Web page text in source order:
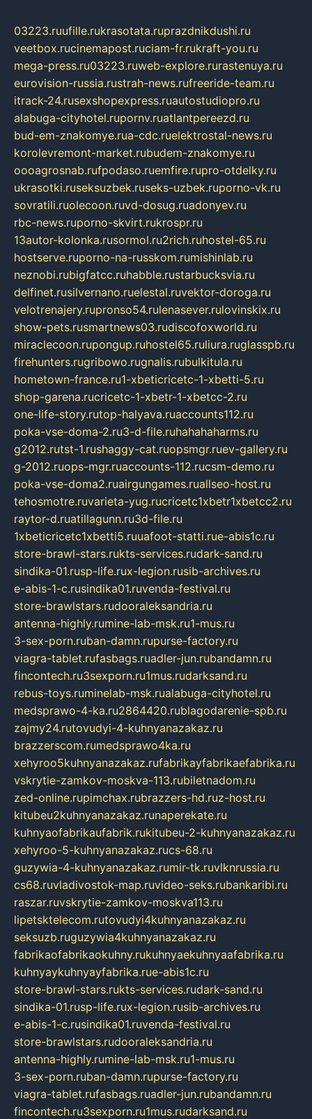
03223.ruufille.rukrasotata.ruprazdnikdushi.ru
veetbox.rucinemapost.ruciam-fr.rukraft-you.ru
mega-press.ru03223.ruweb-explore.rurastenuya.ru
eurovision-russia.rustrah-news.rufreeride-team.ru
itrack-24.rusexshopexpress.ruautostudiopro.ru
alabuga-cityhotel.rupornv.ruatlantpereezd.ru
bud-em-znakomye.rua-cdc.ruelektrostal-news.ru
korolevremont-market.rubudem-znakomye.ru
oooagrosnab.rufpodaso.ruemfire.rupro-otdelky.ru
ukrasotki.ruseksuzbek.ruseks-uzbek.ruporno-vk.ru
sovratili.ruolecoon.ruvd-dosug.ruadonyev.ru
rbc-news.ruporno-skvirt.rukrospr.ru
13autor-kolonka.rusormol.ru2rich.ruhostel-65.ru
hostserve.ruporno-na-russkom.rumishinlab.ru
neznobi.rubigfatcc.ruhabble.rustarbucksvia.ru
delfinet.rusilvernano.ruelestal.ruvektor-doroga.ru
velotrenajery.rupronso54.rulenasever.rulovinskix.ru
show-pets.rusmartnews03.rudiscofoxworld.ru
miraclecoon.rupongup.ruhostel65.ruliura.ruglasspb.ru
firehunters.rugribowo.rugnalis.rubulkitula.ru
hometown-france.ru1-xbeticricetc-1-xbetti-5.ru
shop-garena.rucricetc-1-xbetr-1-xbetcc-2.ru
one-life-story.rutop-halyava.ruaccounts112.ru
poka-vse-doma-2.ru3-d-file.ruhahahaharms.ru
g2012.rutst-1.rushaggy-cat.ruopsmgr.ruev-gallery.ru
g-2012.ruops-mgr.ruaccounts-112.rucsm-demo.ru
poka-vse-doma2.ruairgungames.ruallseo-host.ru
tehosmotre.ruvarieta-yug.rucricetc1xbetr1xbetcc2.ru
raytor-d.ruatillagunn.ru3d-file.ru
1xbeticricetc1xbetti5.ruuafoot-statti.rue-abis1c.ru
store-brawl-stars.rukts-services.rudark-sand.ru
sindika-01.rusp-life.rux-legion.rusib-archives.ru
e-abis-1-c.rusindika01.ruvenda-festival.ru
store-brawlstars.rudooraleksandria.ru
antenna-highly.rumine-lab-msk.ru1-mus.ru
3-sex-porn.ruban-damn.rupurse-factory.ru
viagra-tablet.rufasbags.ruadler-jun.rubandamn.ru
fincontech.ru3sexporn.ru1mus.rudarksand.ru
rebus-toys.ruminelab-msk.rualabuga-cityhotel.ru
medsprawo-4-ka.ru2864420.rublagodarenie-spb.ru
zajmy24.rutovudyi-4-kuhnyanazakaz.ru
brazzerscom.rumedsprawo4ka.ru
xehyroo5kuhnyanazakaz.rufabrikayfabrikaefabrika.ru
vskrytie-zamkov-moskva-113.rubiletnadom.ru
zed-online.rupimchax.rubrazzers-hd.ruz-host.ru
kitubeu2kuhnyanazakaz.runaperekate.ru
kuhnyaofabrikaufabrik.rukitubeu-2-kuhnyanazakaz.ru
xehyroo-5-kuhnyanazakaz.rucs-68.ru
guzywia-4-kuhnyanazakaz.rumir-tk.ruvlknrussia.ru
cs68.ruvladivostok-map.ruvideo-seks.rubankaribi.ru
raszar.ruvskrytie-zamkov-moskva113.ru
lipetsktelecom.rutovudyi4kuhnyanazakaz.ru
seksuzb.ruguzywia4kuhnyanazakaz.ru
fabrikaofabrikaokuhny.rukuhnyaekuhnyaafabrika.ru
kuhnyaykuhnyayfabrika.rue-abis1c.ru
store-brawl-stars.rukts-services.rudark-sand.ru
sindika-01.rusp-life.rux-legion.rusib-archives.ru
e-abis-1-c.rusindika01.ruvenda-festival.ru
store-brawlstars.rudooraleksandria.ru
antenna-highly.rumine-lab-msk.ru1-mus.ru
3-sex-porn.ruban-damn.rupurse-factory.ru
viagra-tablet.rufasbags.ruadler-jun.rubandamn.ru
fincontech.ru3sexporn.ru1mus.rudarksand.ru